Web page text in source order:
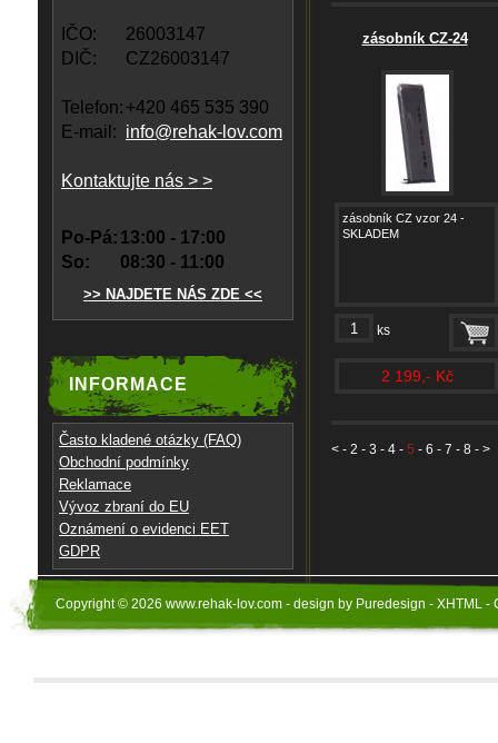
IČO:
26003147
DIČ:
CZ26003147
Telefon: +420 465 535 390
E-mail: info@rehak-lov.com
Kontaktujte nás > >
Po-Pá: 13:00 - 17:00
So:
08:30 - 11:00
>> NAJDETE NÁS ZDE <<
INFORMACE
Často kladené otázky (FAQ)
Obchodní podmínky
Reklamace
Vývoz zbraní do EU
Oznámení o evidenci EET
GDPR
zásobník CZ-24
zásobník CZ vzor 24 -
SKLADEM
ks
2 199,- Kč
< - 2 - 3 - 4 - 5 - 6 - 7 - 8 - >
Copyright © 2026 www.rehak-lov.com - design by Puredesign - XHTML -